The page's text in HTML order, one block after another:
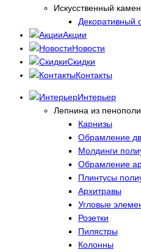
Искусственный
Декоративный
Акции
Новости
Скидки
Контакты
Интерьер
Лепнина из
Карнизы
Обрамление
Молдинги
Обрамление
Плинтусы
Архитравы
Угловые
Розетки
Пилястры
Колонны